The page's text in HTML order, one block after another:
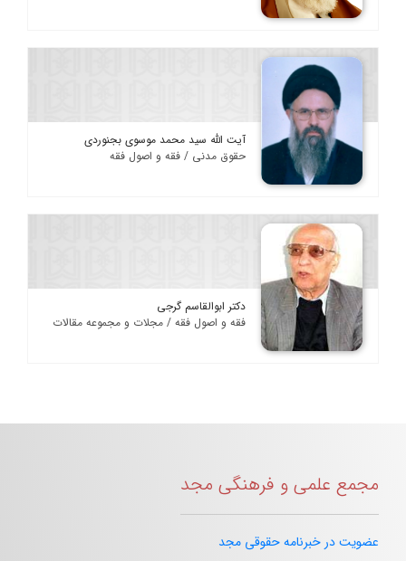
آیت الله سید محمد موسوی بجنوردی
حقوق مدنی / فقه و اصول فقه
دکتر ابوالقاسم گرجی
فقه و اصول فقه / مجلات و مجموعه مقالات
مجمع علمی و فرهنگی مجد
عضویت در خبرنامه حقوقی مجد